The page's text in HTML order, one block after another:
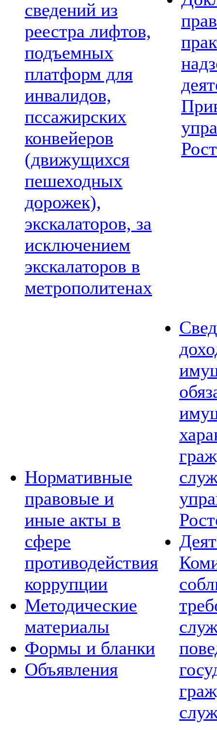
сведений из
реестра лифтов,
подъемных
платформ для
инвалидов,
пссажирских
конвейеров
(движущихся
пешеходных
дорожек),
экскалаторов, за
исключением
экскалаторов в
метрополитенах
Нормативные
правовые и
иные акты в
сфере
противодействия
коррупции
Методические
материалы
Формы и бланки
Объявления